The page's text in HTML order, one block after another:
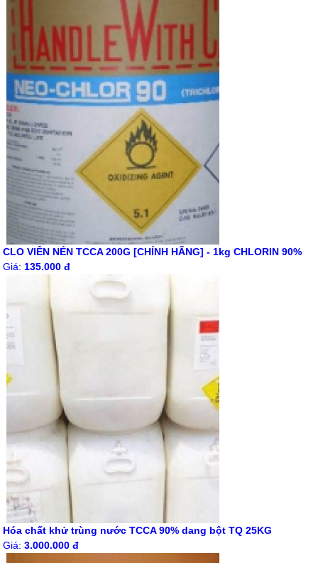
CLO VIÊN NÉN TCCA 200G [CHÍNH HÃNG] - 1kg CHLORIN 90%
Giá: 135.000 đ
Hóa chất khử trùng nước TCCA 90% dang bột TQ 25KG
Giá:3.000.000 đ